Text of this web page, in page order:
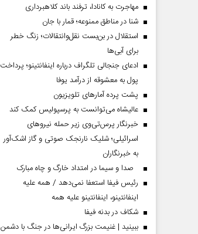
مهاجرت به کانادا، ترفند باند کلاهبرداری
شنا در مناطق ممنوعه؛ قمار با جان
استقلال در بن‌بست نقل‌وانتقالات؛ زنگ خطر
برای آبی‌ها
ادعای جنجالی تلگراف درباره اینفانتینو؛ پرداخت
پول به معشوقه از درآمد یوفا
پشت پرده آمارهای تلویزیون
عالیشاه می‌توانست به پرسپولیس کمک کند
خبرنگار پرس‌تی‌وی زیر حمله نیروهای
اسرائیلی؛ شلیک نارنجک صوتی و گاز اشک‌آور
به خبرنگاران
صدا و سیما در امتداد خارگ و چاه مبارک
رئیس فیفا استعفا نمی‌دهد / همه علیه
اینفانتینو، اینفانتینو علیه همه
شکاف در بدنه فیفا
ببینید | غنیمت بزرگ ایرانی‌ها در جنگ با دشمن